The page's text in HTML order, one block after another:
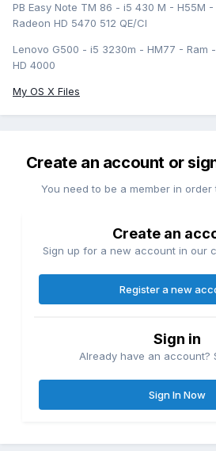
PB Easy Note TM 86 - i5 430 M - H55M
Radeon HD 5470 512 QE/CI
Lenovo G500 - i5 3230m - HM77 - Ram
HD 4000
My OS X Files
Create an account or
You need to be a member in
Create an
Sign up for a new account in our
Register a new
Sign in
Already have an account?
Sign In Now